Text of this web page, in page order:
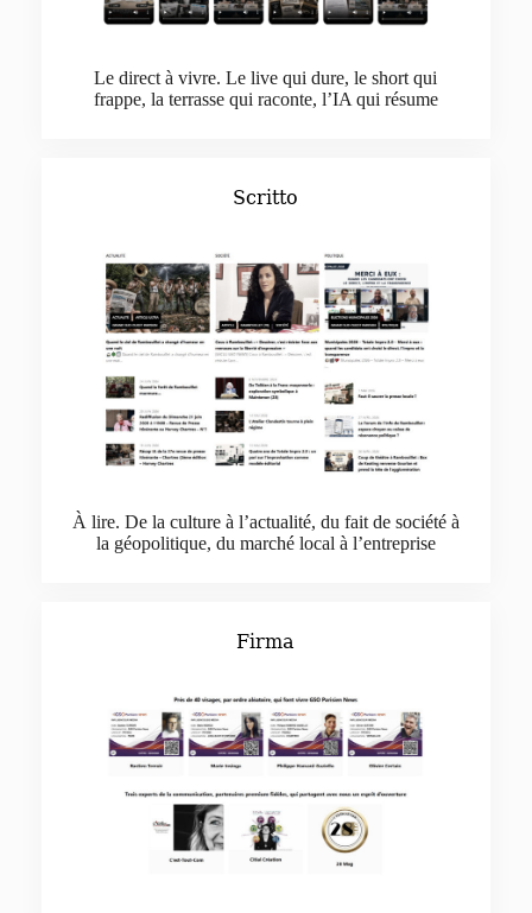
Le direct à vivre. Le live qui dure, le short qui
frappe, la terrasse qui raconte, l’IA qui résume
Scritto
À lire. De la culture à l’actualité, du fait de société à
la géopolitique, du marché local à l’entreprise
Firma